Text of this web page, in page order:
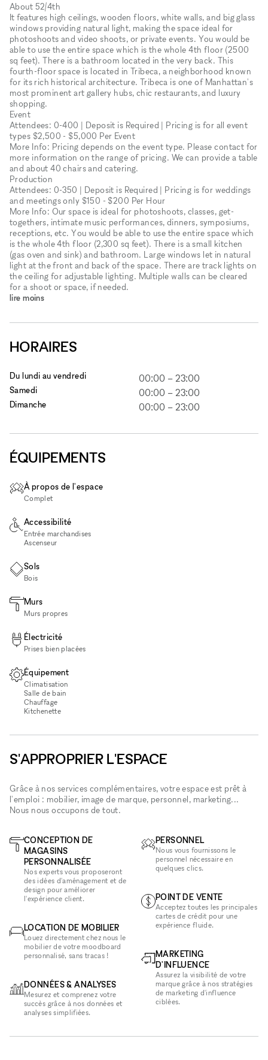
About 52/4th
It features high ceilings, wooden floors, white walls, and big glass
windows providing natural light, making the space ideal for
photoshoots and video shoots, or private events. You would be
able to use the entire space which is the whole 4th floor (2500
sq feet). There is a bathroom located in the very back. This
fourth-floor space is located in Tribeca, a neighborhood known
for its rich historical architecture. Tribeca is one of Manhattan's
most prominent art gallery hubs, chic restaurants, and luxury
shopping.
Event
Attendees: 0-400 | Deposit is Required | Pricing is for all event
types $2,500 - $5,000 Per Event
More Info: Pricing depends on the event type. Please contact for
more information on the range of pricing. We can provide a table
and about 40 chairs and catering.
Production
Attendees: 0-350 | Deposit is Required | Pricing is for weddings
and meetings only $150 - $200 Per Hour
More Info: Our space is ideal for photoshoots, classes, get-
togethers, intimate music performances, dinners, symposiums,
receptions, etc. You would be able to use the entire space which
is the whole 4th floor (2,300 sq feet). There is a small kitchen
(gas oven and sink) and bathroom. Large windows let in natural
light at the front and back of the space. There are track lights on
the ceiling for adjustable lighting. Multiple walls can be cleared
for a shoot or space, if needed.
lire moins
HORAIRES
Du lundi au vendredi 00:00 – 23:00
Samedi 00:00 – 23:00
Dimanche 00:00 – 23:00
ÉQUIPEMENTS
À propos de l'espace
Complet
Accessibilité
Entrée marchandises
Ascenseur
Sols
Bois
Murs
Murs propres
Électricité
Prises bien placées
Équipement
Climatisation
Salle de bain
Chauffage
Kitchenette
S'APPROPRIER L'ESPACE
Grâce à nos services complémentaires, votre espace est prêt à
l'emploi : mobilier, image de marque, personnel, marketing...
Nous nous occupons de tout.
CONCEPTION DE
MAGASINS
PERSONNALISÉE
Nos experts vous proposeront
des idées d'aménagement et de
design pour améliorer
l'expérience client.
LOCATION DE MOBILIER
Louez directement chez nous le
mobilier de votre moodboard
personnalisé, sans tracas !
DONNÉES & ANALYSES
Mesurez et comprenez votre
succès grâce à nos données et
analyses simplifiées.
PERSONNEL
Nous vous fournissons le
personnel nécessaire en
quelques clics.
POINT DE VENTE
Acceptez toutes les principales
cartes de crédit pour une
expérience fluide.
MARKETING
D'INFLUENCE
Assurez la visibilité de votre
marque grâce à nos stratégies
de marketing d'influence
ciblées.